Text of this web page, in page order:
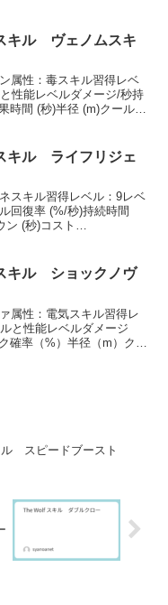
キル ヴェノムスキ
属性：毒スキル習得レベ
性能レベルダメージ/秒持
時間 (秒)半径 (m)クールダ
キル ライフリジェ
スキル習得レベル：9レベ
回復率 (%/秒)持続時間
ン (秒)コスト
キル ショックノヴ
属性：電気スキル習得レ
と性能レベルダメージ
確率（%）半径（m）クー
スピードブースト